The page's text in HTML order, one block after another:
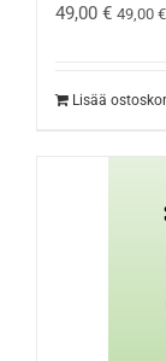
49,00 € 49,00 €
Lisää